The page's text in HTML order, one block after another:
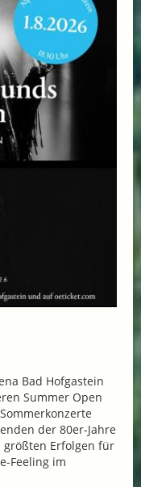
Bad Hofgastein
Summer Open
der 80er-Jahre
Erfolgen für
Feeling im